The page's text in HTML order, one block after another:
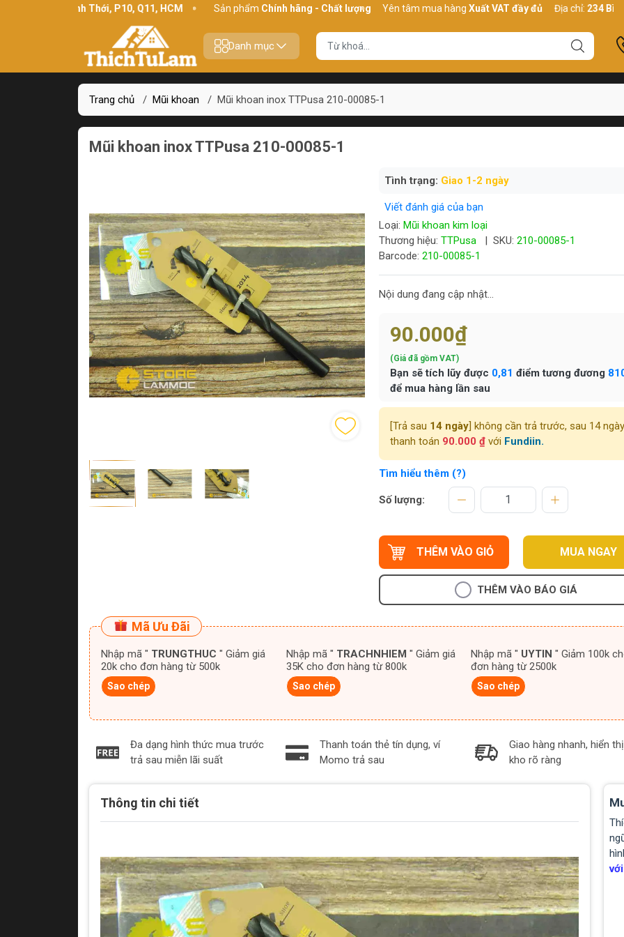
Bình Thới, P10, Q11, HCM Sản phẩm Chính hãng - Chất lượng Yên tâm mua hàngXuất VAT đầy đủ Địa chỉ:234 Bình Thới,
Danh mục
Trang chủ / Mũi khoan / Mũi khoan inox TTPusa 210-00085-1
Mũi khoan inox TTPusa 210-00085-1
Tình trạng: Giao 1-2 ngày
Viết đánh giá của bạn
Loại: Mũi khoan kim loại
Thương hiệu: TTPusa | SKU: 210-00085-1
Barcode: 210-00085-1
Nội dung đang cập nhật...
90.000₫
(Giá đã gồm VAT)
Bạn sẽ tích lũy được 0,81 điểm tương đương
để mua hàng lần sau
[Trả sau 14 ngày] không cần trả trước, sau 14 ngày
thanh toán 90.000 ₫với Fundiin.
Tìm hiểu thêm (?)
Số lượng:
THÊM VÀO GIỎ MUA NGAY
THÊM VÀO BÁO GIÁ
Mã Ưu Đãi
Nhập mã " TRUNGTHUC " Giảm giá
20k cho đơn hàng từ 500k
Sao chép
Nhập mã " TRACHNHIEM " Giảm giá
35K cho đơn hàng từ 800k
Sao chép
Nhập mã " UYTIN " Giảm 100k cho
đơn hàng từ 2500k
Sao chép
Đa dạng hình thức mua trước
trả sau miễn lãi suất
Thanh toán thẻ tín dụng, ví
Momo trả sau
Giao hàng nhanh, hiển
kho rõ ràng
Thông tin chi tiết